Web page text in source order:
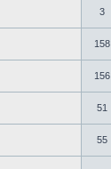
3
158
156
51
55